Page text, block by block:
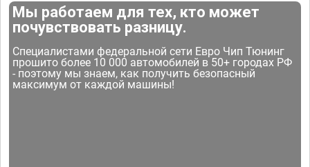
Мы работаем для тех, кто может
почувствовать разницу.
Специалистами федеральной сети Евро Чип Тюнинг
прошито более 10 000 автомобилей в 50+ городах РФ
- поэтому мы знаем, как получить безопасный
максимум от каждой машины!